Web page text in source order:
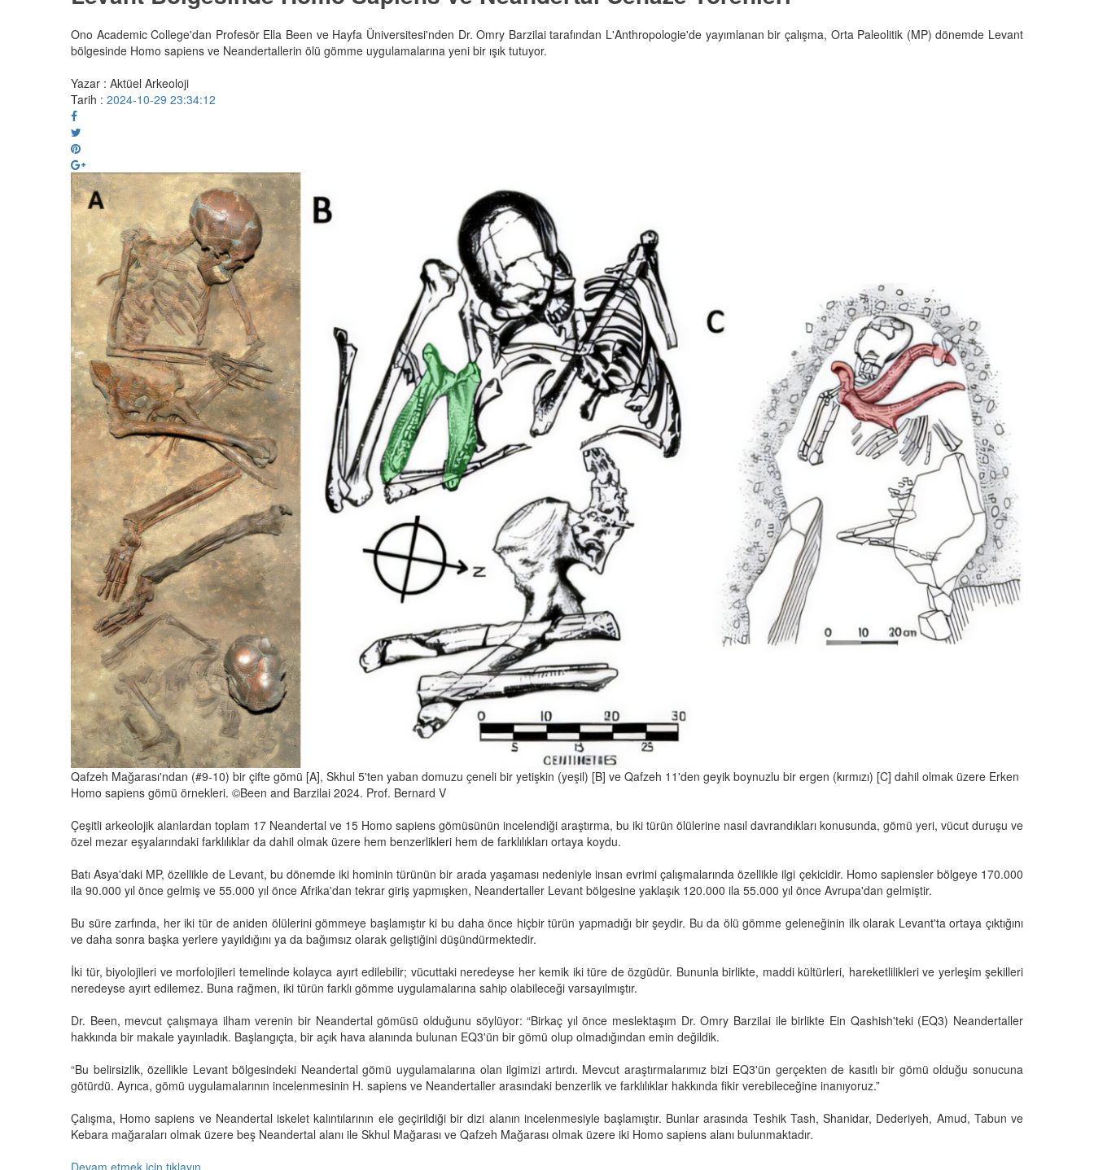
Ono Academic College'dan Profesör Ella Been ve Hayfa Üniversitesi'nden Dr. Omry Barzilai tarafından L'Anthropologie'de yayımlanan bir çalışma, Orta Paleolitik (MP) dönemde Levant
bölgesinde Homo sapiens ve Neandertallerin ölü gömme uygulamalarına yeni bir ışık tutuyor.
Yazar : Aktüel Arkeoloji
Tarih : 2024-10-29 23:34:12
Qafzeh Mağarası'ndan (#9-10) bir çifte gömü [A], Skhul 5'ten yaban domuzu çeneli bir yetişkin (yeşil) [B] ve Qafzeh 11'den geyik boynuzlu bir ergen (kırmızı) [C] dahil olmak üzere Erken
Homo sapiens gömü örnekleri. ©Been and Barzilai 2024. Prof. Bernard V
Çeşitli arkeolojik alanlardan toplam 17 Neandertal ve 15 Homo sapiens gömüsünün incelendiği araştırma, bu iki türün ölülerine nasıl davrandıkları konusunda, gömü yeri, vücut duruşu ve
özel mezar eşyalarındaki farklılıklar da dahil olmak üzere hem benzerlikleri hem de farklılıkları ortaya koydu.
Batı Asya'daki MP, özellikle de Levant, bu dönemde iki hominin türünün bir arada yaşaması nedeniyle insan evrimi çalışmalarında özellikle ilgi çekicidir. Homo sapiensler bölgeye 170.000
ila 90.000 yıl önce gelmiş ve 55.000 yıl önce Afrika'dan tekrar giriş yapmışken, Neandertaller Levant bölgesine yaklaşık 120.000 ila 55.000 yıl önce Avrupa'dan gelmiştir.
Bu süre zarfında, her iki tür de aniden ölülerini gömmeye başlamıştır ki bu daha önce hiçbir türün yapmadığı bir şeydir. Bu da ölü gömme geleneğinin ilk olarak Levant'ta ortaya çıktığını
ve daha sonra başka yerlere yayıldığını ya da bağımsız olarak geliştiğini düşündürmektedir.
İki tür, biyolojileri ve morfolojileri temelinde kolayca ayırt edilebilir; vücuttaki neredeyse her kemik iki türe de özgüdür. Bununla birlikte, maddi kültürleri, hareketlilikleri ve yerleşim şekilleri
neredeyse ayırt edilemez. Buna rağmen, iki türün farklı gömme uygulamalarına sahip olabileceği varsayılmıştır.
Dr. Been, mevcut çalışmaya ilham verenin bir Neandertal gömüsü olduğunu söylüyor: “Birkaç yıl önce meslektaşım Dr. Omry Barzilai ile birlikte Ein Qashish'teki (EQ3) Neandertaller
hakkında bir makale yayınladık. Başlangıçta, bir açık hava alanında bulunan EQ3'ün bir gömü olup olmadığından emin değildik.
“Bu belirsizlik, özellikle Levant bölgesindeki Neandertal gömü uygulamalarına olan ilgimizi artırdı. Mevcut araştırmalarımız bizi EQ3'ün gerçekten de kasıtlı bir gömü olduğu sonucuna
götürdü. Ayrıca, gömü uygulamalarının incelenmesinin H. sapiens ve Neandertaller arasındaki benzerlik ve farklılıklar hakkında fikir verebileceğine inanıyoruz.”
Çalışma, Homo sapiens ve Neandertal iskelet kalıntılarının ele geçirildiği bir dizi alanın incelenmesiyle başlamıştır. Bunlar arasında Teshik Tash, Shanidar, Dederiyeh, Amud, Tabun ve
Kebara mağaraları olmak üzere beş Neandertal alanı ile Skhul Mağarası ve Qafzeh Mağarası olmak üzere iki Homo sapiens alanı bulunmaktadır.